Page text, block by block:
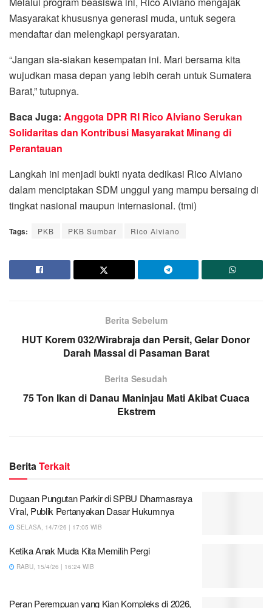
Masyarakat khususnya generasi muda, untuk segera
mendaftar dan melengkapi persyaratan.
“Jangan sia-siakan kesempatan ini. Mari bersama kita
wujudkan masa depan yang lebih cerah untuk Sumatera
Barat,” tutupnya.
Baca Juga: Anggota DPR RI Rico Alviano Serukan
Solidaritas dan Kontribusi Masyarakat Minang di
Perantauan
Langkah ini menjadi bukti nyata dedikasi Rico Alviano
dalam menciptakan SDM unggul yang mampu bersaing di
tingkat nasional maupun internasional. (tmi)
Tags: PKB PKB Sumbar Rico Alviano
Berita Sebelum
HUT Korem 032/Wirabraja dan Persit, Gelar Donor
Darah Massal di Pasaman Barat
Berita Sesudah
75 Ton Ikan di Danau Maninjau Mati Akibat Cuaca
Ekstrem
BeritaTerkait
Dugaan Pungutan Parkir di SPBU Dharmasraya
Viral, Publik Pertanyakan Dasar Hukumnya
SELASA, 14/7/26 | 17:05 WIB
Ketika Anak Muda Kita Memilih Pergi
RABU, 15/4/26 | 16:24 WIB
Peran Perempuan yang Kian Kompleks di 2026,